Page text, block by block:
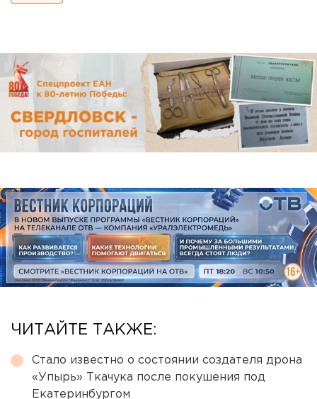
ЧИТАЙТЕ ТАКЖЕ:
Стало известно о состоянии создателя дрона
«Упырь» Ткачука после покушения под
Екатеринбургом